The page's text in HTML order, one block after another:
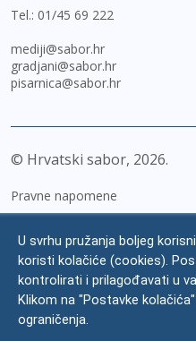
Tel.: 01/45 69 222
mediji@sabor.hr
gradjani@sabor.hr
pisarnica@sabor.hr
© Hrvatski sabor, 2026
Pravne napomene
Zaštita osobnih podataka
Impressum
Česta pitanja
U svrhu pružanja boljeg
koristi kolačiće (cookies).
kontrolirati i prilagođavati u
Klikom na "Postavke
ograničenja.